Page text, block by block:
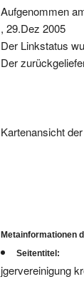
Aufgenommen
, 29.Dez 2005
Der Linkstatus
Der
Kartenansicht
Metainformationen
Seitentitel:
jgervereinigung